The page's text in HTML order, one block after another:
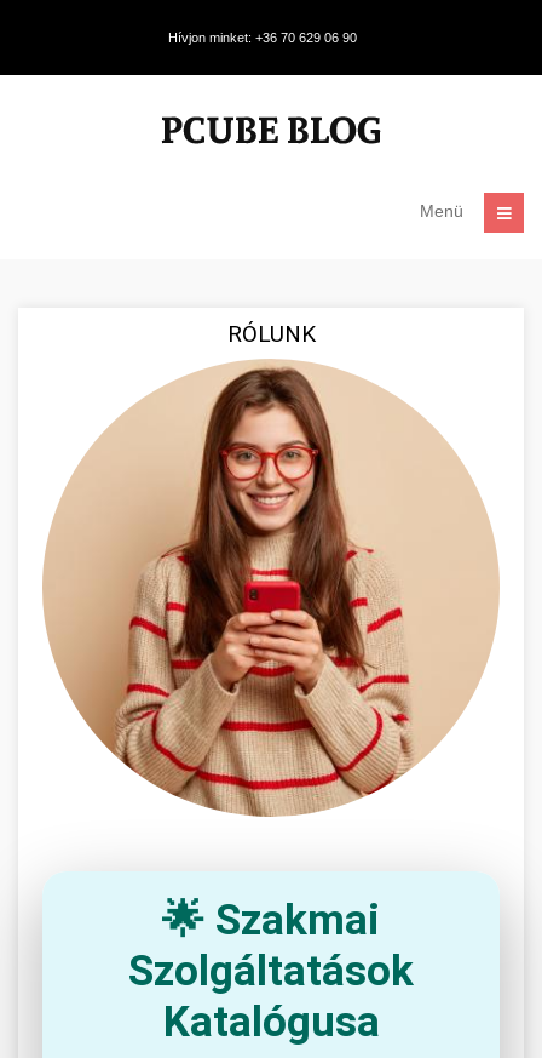
Hívjon minket: +36 70 629 06 90
Menü
RÓLUNK
🌟 Szakmai
Szolgáltatások
Katalógusa